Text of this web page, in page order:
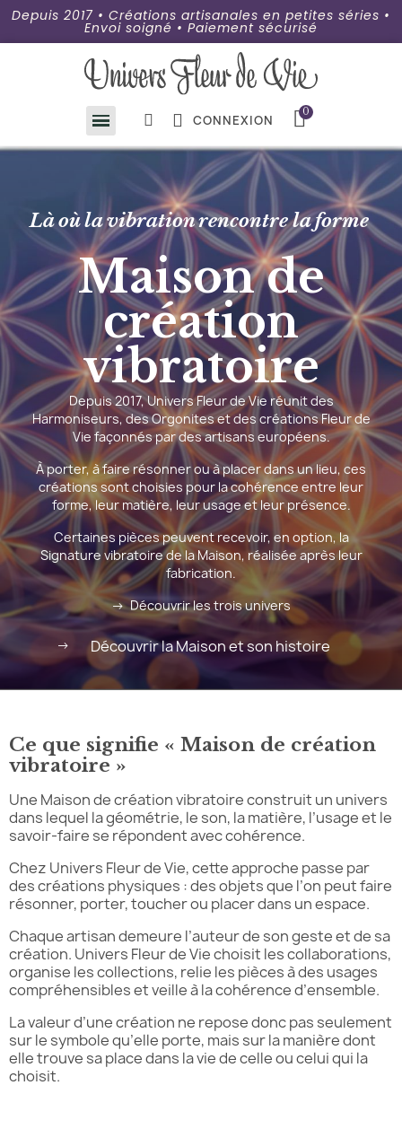
Depuis 2017 • Créations artisanales en petites séries •
Envoi soigné • Paiement sécurisé
CONNEXION
Là où la vibration rencontre la forme
Maison de
création
vibratoire
Depuis 2017, Univers Fleur de Vie réunit des
Harmoniseurs, des Orgonites et des créations Fleur de
Vie façonnés par des artisans européens.
À porter, à faire résonner ou à placer dans un lieu, ces
créations sont choisies pour la cohérence entre leur
forme, leur matière, leur usage et leur présence.
Certaines pièces peuvent recevoir, en option, la
Signature vibratoire de la Maison, réalisée après leur
fabrication.
→ Découvrir les trois univers
→ Découvrir la Maison et son histoire
Ce que signifie « Maison de création
vibratoire »
Une Maison de création vibratoire construit un univers
dans lequel la géométrie, le son, la matière, l’usage et le
savoir-faire se répondent avec cohérence.
Chez Univers Fleur de Vie, cette approche passe par
des créations physiques : des objets que l’on peut faire
résonner, porter, toucher ou placer dans un espace.
Chaque artisan demeure l’auteur de son geste et de sa
création. Univers Fleur de Vie choisit les collaborations,
organise les collections, relie les pièces à des usages
compréhensibles et veille à la cohérence d’ensemble.
La valeur d’une création ne repose donc pas seulement
sur le symbole qu’elle porte, mais sur la manière dont
elle trouve sa place dans la vie de celle ou celui qui la
choisit.